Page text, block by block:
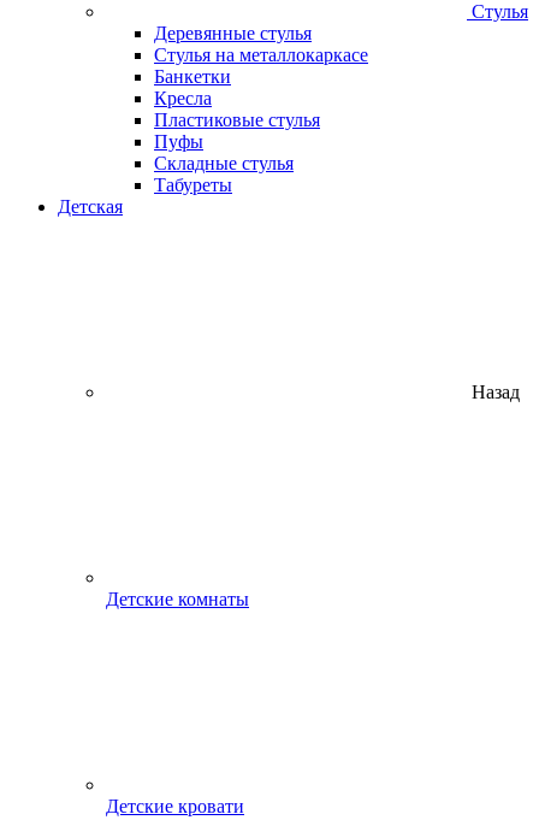
Стулья
Деревянные стулья
Стулья на металлокаркасе
Банкетки
Кресла
Пластиковые стулья
Пуфы
Складные стулья
Табуреты
Детская
Назад
Детские комнаты
Детские кровати